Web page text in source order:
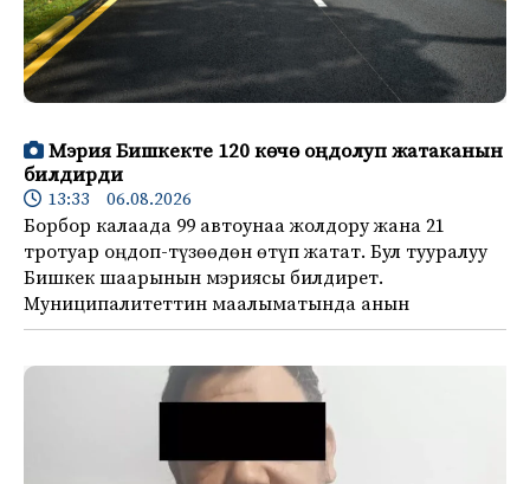
Мэрия Бишкекте 120 көчө оңдолуп жатаканын
билдирди
13:33 06.08.2026
Борбор калаада 99 автоунаа жолдору жана 21
тротуар оңдоп-түзөөдөн өтүп жатат. Бул тууралуу
Бишкек шаарынын мэриясы билдирет.
Муниципалитеттин маалыматында анын